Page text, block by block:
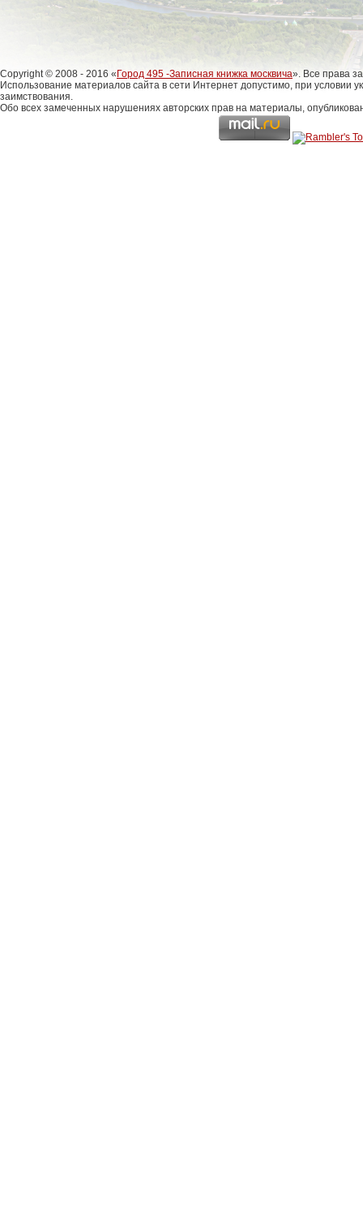
Copyright © 2008 - 2016 « Город 495 -Записная книжка москвича». Все права
Использование материалов сайта в сети Интернет допустимо, при условии
заимствования.
Обо всех замеченных нарушениях авторских прав на материалы,